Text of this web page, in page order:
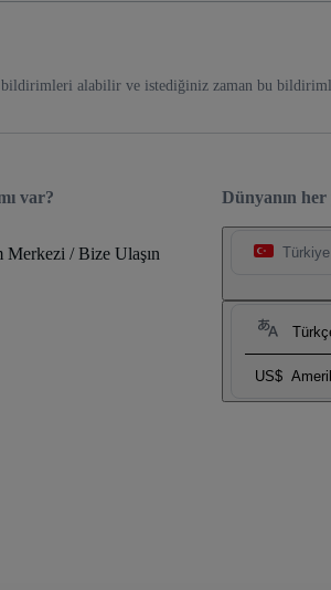
bildirimleri alabilir ve istediğiniz zaman bu
Dünyanın
Türkiye
US$
var?
Merkezi / Bize Ulaşın